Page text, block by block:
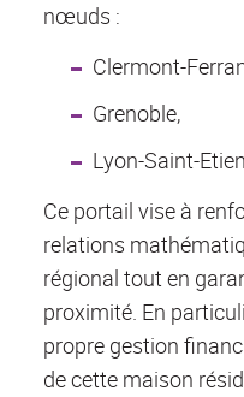
nœuds :
Clermont-
Grenoble,
Lyon-Saint-
Ce portail vise à
relations
régional tout en
proximité. En
propre gestion
de cette maison